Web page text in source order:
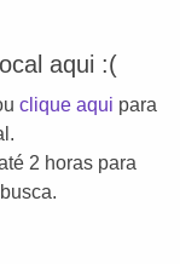
aqui :(
clique aqui para
2 horas para